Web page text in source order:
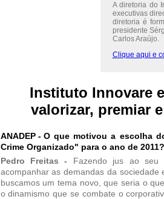
A diretoria do
executivas
diretoria é
presidente
Carlos Araújo.
Clique aqui e
Instituto Innovare
valorizar, premiar
ANADEP - O que motivou a escolha
Crime Organizado" para o ano de 2011?
Pedro Freitas - Fazendo jus ao seu
acompanhar as demandas da
buscamos um tema novo, que seria o
o dinamismo que se combate o